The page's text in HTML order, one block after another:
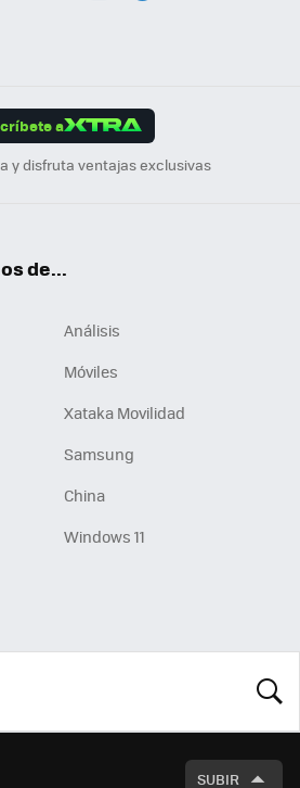
a
y disfruta ventajas exclusivas
de...
Análisis
Móviles
Xataka Movilidad
Samsung
China
Windows 11
SUBIR